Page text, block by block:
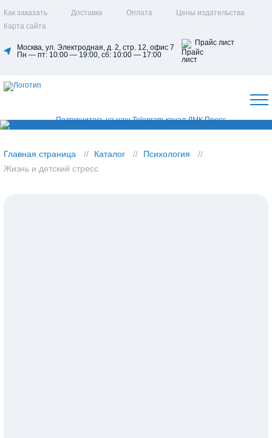
Как заказать Доставка Оплата
Цены издательства
Карта сайта
Москва, ул. Электродная, д. 2, стр. 12, офис 7
Пн — пт: 10:00 — 19:00, сб: 10:00 — 17:00
Прайс лист
Главная страница Каталог
Психология
Жизнь и детский стресс